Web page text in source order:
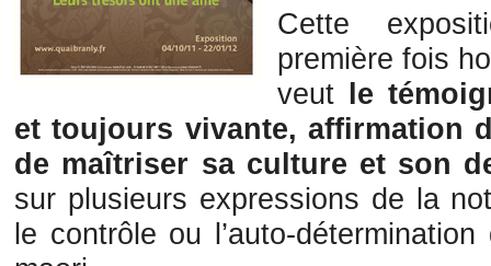
Cette
première fois
veut le
et toujours vivante, affirmation
de maîtriser sa culture et son
sur plusieurs expressions de la
le contrôle ou l’auto-